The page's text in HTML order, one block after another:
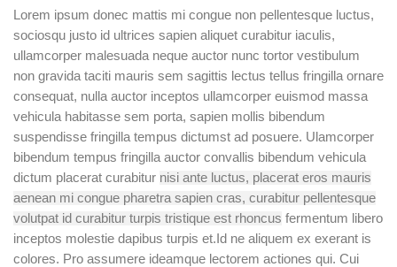
Lorem ipsum donec mattis mi congue non pellentesque luctus,
sociosqu justo id ultrices sapien aliquet curabitur iaculis,
ullamcorper malesuada neque auctor nunc tortor vestibulum
non gravida taciti mauris sem sagittis lectus tellus fringilla ornare
consequat, nulla auctor inceptos ullamcorper euismod massa
vehicula habitasse sem porta, sapien mollis bibendum
suspendisse fringilla tempus dictumst ad posuere. Ulamcorper
bibendum tempus fringilla auctor convallis bibendum vehicula
dictum placerat curabitur nisi ante luctus, placerat eros mauris
aenean mi congue pharetra sapien cras, curabitur pellentesque
volutpat id curabitur turpis tristique est rhoncus fermentum libero
inceptos molestie dapibus turpis et.Id ne aliquem ex exerant is
colores. Pro assumere ideamque lectorem actiones qui. Cui